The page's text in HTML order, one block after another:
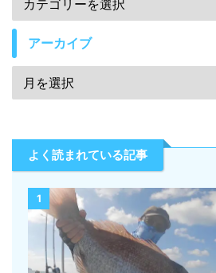
アーカイブ
よく読まれている記事
1